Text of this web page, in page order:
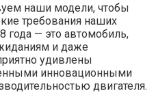
наши модели, чтобы
требования наших
года — это автомобиль,
и даже
удивлены
инновационными
двигателя.